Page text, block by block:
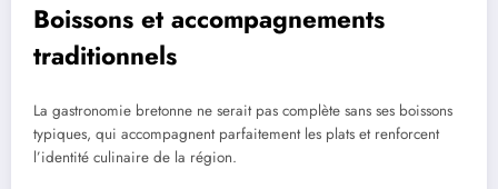
Boissons et accompagnements
traditionnels
La gastronomie bretonne ne serait pas complète sans ses boissons
typiques, qui accompagnent parfaitement les plats et renforcent
l’identité culinaire de la région.